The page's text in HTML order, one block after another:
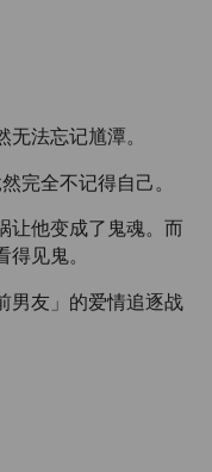
法忘记馗潭。
完全不记得自己。
让他变成了鬼魂。而
见鬼。
男友」的爱情追逐战